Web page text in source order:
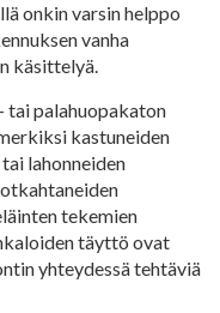
onkin varsin helppo
vanha
käsittelyä.
tai palahuopakaton
kastuneiden
lahonneiden
tekemien
täyttö ovat
yhteydessä tehtäviä